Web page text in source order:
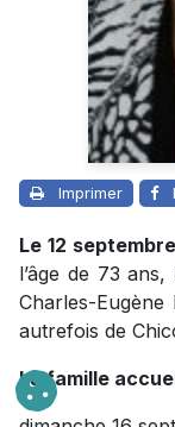
Imprimer
Le 12
l’âge de 73 ans,
Charles-
autrefois de
La famille